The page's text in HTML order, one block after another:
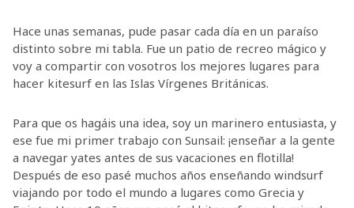
Hace unas semanas, pude pasar cada día en un paraíso
distinto sobre mi tabla. Fue un patio de recreo mágico y
voy a compartir con vosotros los mejores lugares para
hacer kitesurf en las Islas Vírgenes Británicas.
Para que os hagáis una idea, soy un marinero entusiasta, y
ese fue mi primer trabajo con Sunsail: ¡enseñar a la gente
a navegar yates antes de sus vacaciones en flotilla!
Después de eso pasé muchos años enseñando windsurf
viajando por todo el mundo a lugares como Grecia y